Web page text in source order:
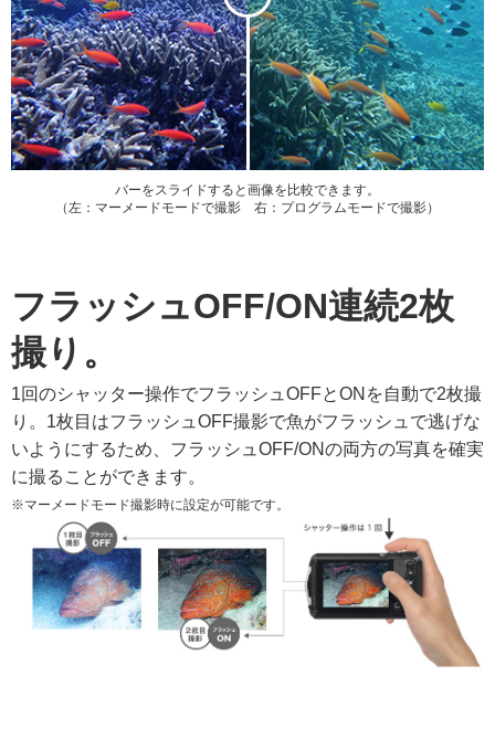
バーをスライドすると画像を比較できます。
（左：マーメードモードで撮影 右：プログラムモードで撮影）
フラッシュOFF/ON連続2枚
撮り。
1回のシャッター操作でフラッシュOFFとONを自動で2枚撮
り。1枚目はフラッシュOFF撮影で魚がフラッシュで逃げな
いようにするため、フラッシュOFF/ONの両方の写真を確実
に撮ることができます。
※マーメードモード撮影時に設定が可能です。